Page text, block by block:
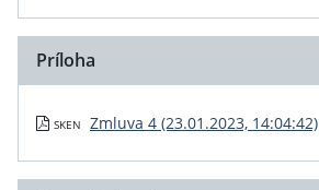
Príloha
SKEN Zmluva 4 (23.01.2023, 14:04:42)